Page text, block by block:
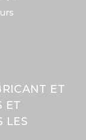
ET
ET
LES